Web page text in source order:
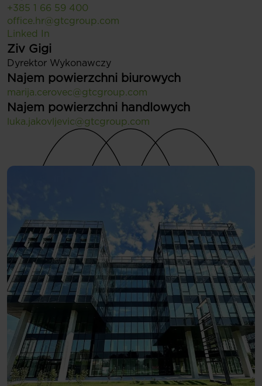
+385 1 66 59 400
office.hr@gtcgroup.com
Linked In
Ziv Gigi
Dyrektor Wykonawczy
Najem powierzchni biurowych
marija.cerovec@gtcgroup.com
Najem powierzchni handlowych
luka.jakovljevic@gtcgroup.com